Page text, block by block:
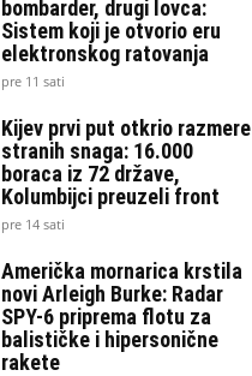
bombarder, drugi lovca:
Sistem koji je otvorio eru
elektronskog ratovanja
pre 11 sati
Kijev prvi put otkrio razmere
stranih snaga: 16.000
boraca iz 72 države,
Kolumbijci preuzeli front
pre 14 sati
Američka mornarica krstila
novi Arleigh Burke: Radar
SPY-6 priprema flotu za
balističke i hipersonične
rakete